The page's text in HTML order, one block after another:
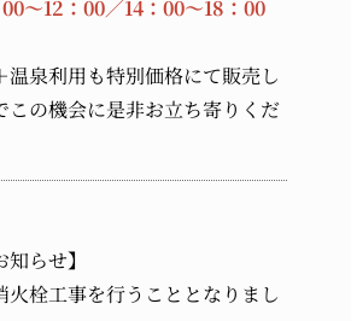
～12：00／14：00～18：00
温泉利用も特別価格にて販売し
この機会に是非お立ち寄りくだ
知らせ】
火栓工事を行うこととなりまし